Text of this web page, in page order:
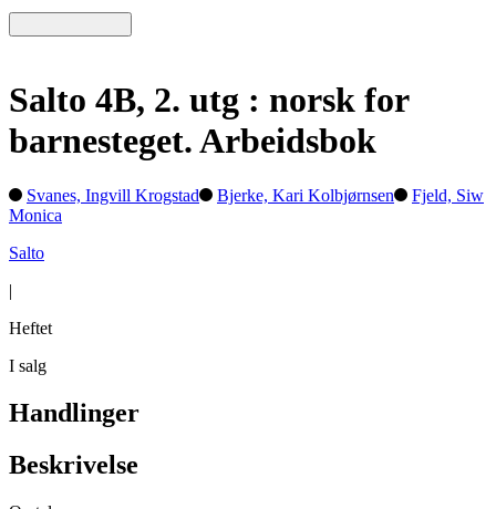
Salto 4B, 2. utg : norsk for
barnesteget. Arbeidsbok
Svanes, Ingvill Krogstad Bjerke, Kari Kolbjørnsen
Fjeld, Siw
Monica
Salto
|
Heftet
I salg
Handlinger
Beskrivelse